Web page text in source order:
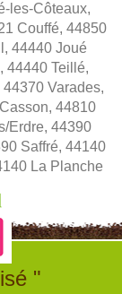
les-Côteaux,
Couffé, 44850
44440 Joué
44440 Teillé,
Varades,
44810
Erdre, 44390
Saffré, 44140
La Planche
"